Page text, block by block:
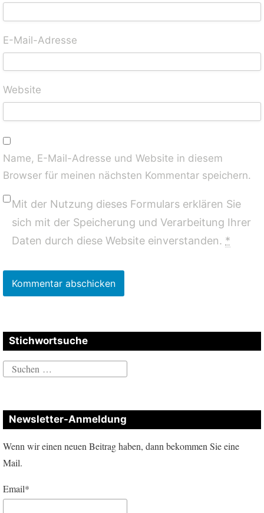
E-Mail-Adresse
Website
Name, E-Mail-Adresse und Website in diesem
Browser für meinen nächsten Kommentar speichern.
Mit der Nutzung dieses Formulars erklären Sie
sich mit der Speicherung und Verarbeitung Ihrer
Daten durch diese Website einverstanden. *
Stichwortsuche
Suchen
Newsletter-Anmeldung
Wenn wir einen neuen Beitrag haben, dann bekommen Sie eine
Mail.
Email*